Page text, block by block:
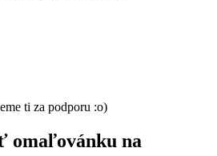
ti za podporu :o)
omaľovánku na